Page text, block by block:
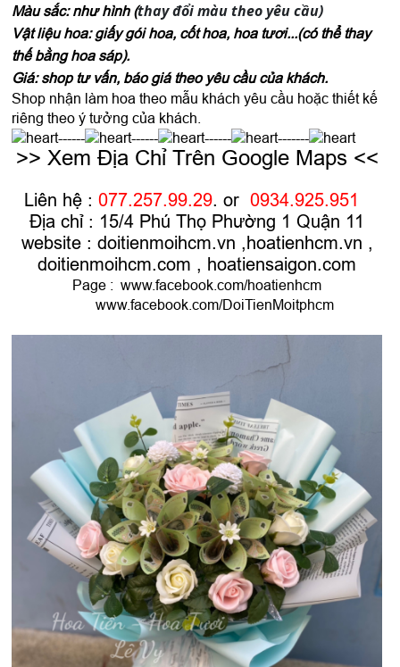
Màu sắc: như hình (thay đổi màu theo yêu cầu)
Vật liệu hoa: giấy gói hoa, cốt hoa, hoa tươi...(có thể thay
thế bằng hoa sáp).
Giá: shop tư vấn, báo giá theo yêu cầu của khách.
Shop nhận làm hoa theo mẫu khách yêu cầu hoặc thiết kế
riêng theo ý tưởng của khách.
------
------ ------ -------
>> Xem Địa Chỉ Trên Google Maps <<
Liên hệ : 077.257.99.29. or 0934.925.951
Địa chỉ : 15/4 Phú Thọ Phường 1 Quận 11
website : doitienmoihcm.vn , hoatienhcm.vn ,
doitienmoihcm.com , hoatiensaigon.com
Page : www.facebook.com/hoatienhcm
www.facebook.com/DoiTienMoitphcm